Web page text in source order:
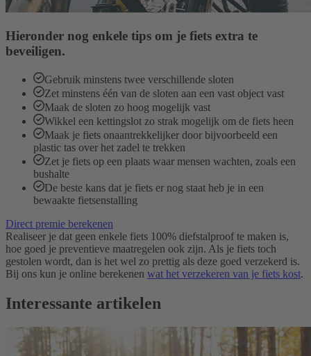
Hieronder nog enkele tips om je fiets extra te
beveiligen.
Gebruik minstens twee verschillende sloten
Zet minstens één van de sloten aan een vast object vast
Maak de sloten zo hoog mogelijk vast
Wikkel een kettingslot zo strak mogelijk om de fiets heen
Maak je fiets onaantrekkelijker door bijvoorbeeld een
plastic tas over het zadel te trekken
Zet je fiets op een plaats waar mensen wachten, zoals een
bushalte
De beste kans dat je fiets er nog staat heb je in een
bewaakte fietsenstalling
Direct premie berekenen
Realiseer je dat geen enkele fiets 100% diefstalproof te maken is,
hoe goed je preventieve maatregelen ook zijn. Als je fiets toch
gestolen wordt, dan is het wel zo prettig als deze goed verzekerd is.
Bij ons kun je online berekenen wat het verzekeren van je fiets kost.
Interessante artikelen